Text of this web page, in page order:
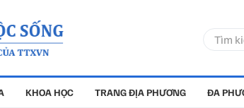
KHOA HỌC TRANG ĐỊA PHƯƠNG ĐA